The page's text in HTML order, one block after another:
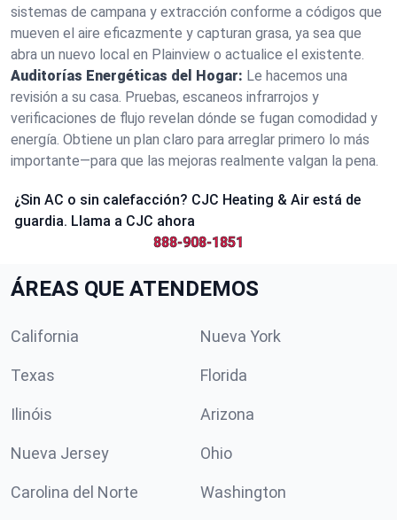
sistemas de campana y extracción conforme a códigos que
mueven el aire eficazmente y capturan grasa, ya sea que
abra un nuevo local en Plainview o actualice el existente.
Auditorías Energéticas del Hogar: Le hacemos una
revisión a su casa. Pruebas, escaneos infrarrojos y
verificaciones de flujo revelan dónde se fugan comodidad y
energía. Obtiene un plan claro para arreglar primero lo más
importante—para que las mejoras realmente valgan la pena.
¿Sin AC o sin calefacción? CJC Heating & Air está de
guardia. Llama a CJC ahora
888-908-1851
ÁREAS QUE ATENDEMOS
California Nueva York
Texas Florida
Ilinóis Arizona
Nueva Jersey Ohio
Carolina del Norte Washington